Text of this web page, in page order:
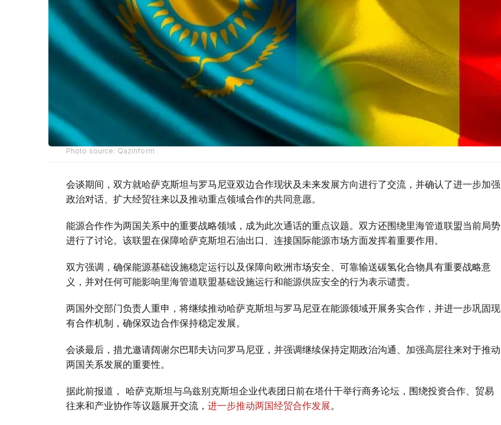
Photo source: Qazinform
会谈期间，双方就哈萨克斯坦与罗马尼亚双边合作现状及未来发展方向进行了交流，并确认了进一步加强
政治对话、扩大经贸往来以及推动重点领域合作的共同意愿。
能源合作作为两国关系中的重要战略领域，成为此次通话的重点议题。双方还围绕里海管道联盟当前局势
进行了讨论。该联盟在保障哈萨克斯坦石油出口、连接国际能源市场方面发挥着重要作用。
双方强调，确保能源基础设施稳定运行以及保障向欧洲市场安全、可靠输送碳氢化合物具有重要战略意
义，并对任何可能影响里海管道联盟基础设施运行和能源供应安全的行为表示谴责。
两国外交部门负责人重申，将继续推动哈萨克斯坦与罗马尼亚在能源领域开展务实合作，并进一步巩固现
有合作机制，确保双边合作保持稳定发展。
会谈最后，措尤邀请阔谢尔巴耶夫访问罗马尼亚，并强调继续保持定期政治沟通、加强高层往来对于推动
两国关系发展的重要性。
据此前报道， 哈萨克斯坦与乌兹别克斯坦企业代表团日前在塔什干举行商务论坛，围绕投资合作、贸易
往来和产业协作等议题展开交流， 进一步推动两国经贸合作发展。